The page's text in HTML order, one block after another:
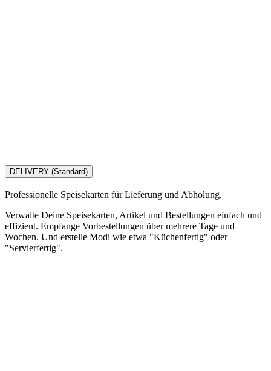
DELIVERY (Standard)
Professionelle Speisekarten für Lieferung und Abholung.
Verwalte Deine Speisekarten, Artikel und Bestellungen einfach und
effizient. Empfange Vorbestellungen über mehrere Tage und
Wochen. Und erstelle Modi wie etwa "Küchenfertig" oder
"Servierfertig".